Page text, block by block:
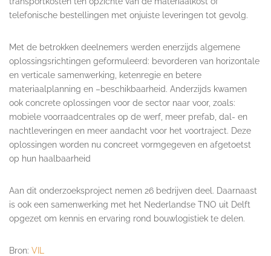
telefonische bestellingen met onjuiste leveringen tot gevolg.
Met de betrokken deelnemers werden enerzijds algemene
oplossingsrichtingen geformuleerd: bevorderen van horizontale
en verticale samenwerking, ketenregie en betere
materiaalplanning en –beschikbaarheid. Anderzijds kwamen
ook concrete oplossingen voor de sector naar voor, zoals:
mobiele voorraadcentrales op de werf, meer prefab, dal- en
nachtleveringen en meer aandacht voor het voortraject. Deze
oplossingen worden nu concreet vormgegeven en afgetoetst
op hun haalbaarheid
Aan dit onderzoeksproject nemen 26 bedrijven deel. Daarnaast
is ook een samenwerking met het Nederlandse TNO uit Delft
opgezet om kennis en ervaring rond bouwlogistiek te delen.
Bron: VIL